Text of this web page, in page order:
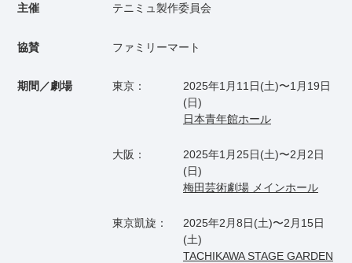
主催 テニミュ製作委員会
協賛 ファミリーマート
期間／劇場 東京：
2025年1月11日(土)〜1月19日
(日)
日本青年館ホール
大阪：
2025年1月25日(土)〜2月2日
(日)
梅田芸術劇場 メインホール
東京凱旋：
2025年2月8日(土)〜2月15日
(土)
TACHIKAWA STAGE GARDEN